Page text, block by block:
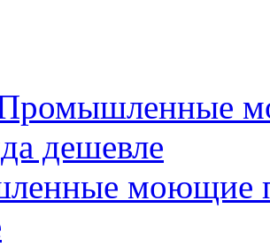
дешевле
моющие